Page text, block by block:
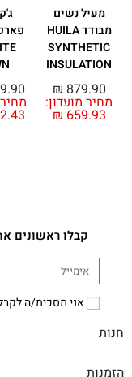
מעיל נשים
מבודד HUILA
SYNTHETIC
INSULATION
מחיר מועדון:
₪ 659.93
₪ 879.90
קבלו ראשונים
אני מסכימ/ה
חנות
הזמנות